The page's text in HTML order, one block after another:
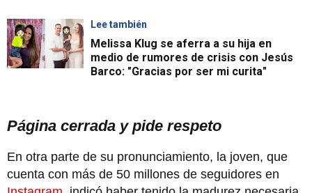
Lee también
Melissa Klug se aferra a su hija en
medio de rumores de crisis con Jesús
Barco: "Gracias por ser mi curita"
Página cerrada y pide respeto
En otra parte de su pronunciamiento, la joven, que
cuenta con más de 50 millones de seguidores en